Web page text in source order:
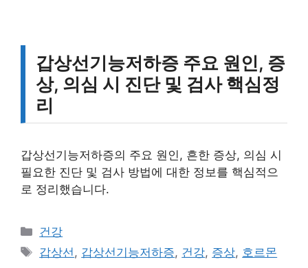
갑상선기능저하증 주요 원인, 증
상, 의심 시 진단 및 검사 핵심정
리
갑상선기능저하증의 주요 원인, 흔한 증상, 의심 시
필요한 진단 및 검사 방법에 대한 정보를 핵심적으
로 정리했습니다.
카
테
건강
태
갑상선, 갑상선기능저하증, 건강, 증상, 호르몬